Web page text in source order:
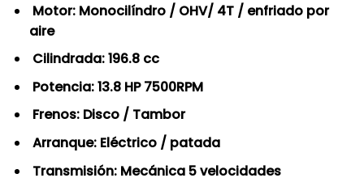
Motor: Monocilíndro / OHV/ 4T / enfriado por
aire
Cilindrada: 196.8 cc
Potencia: 13.8 HP 7500RPM
Frenos: Disco / Tambor
Arranque: Eléctrico / patada
Transmisión: Mecánica 5 velocidades